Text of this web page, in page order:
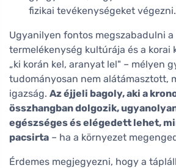
fizikai tevékenységeket végezni.
Ugyanilyen fontos megszabadulni
termelékenység kultúrája és a korai
„ki korán kel, aranyat lel" – mélyen
tudományosan nem alátámasztott,
igazság. Az éjjeli bagoly, aki a
összhangban dolgozik,
egészséges és elégedett lehet,
pacsirta – ha a környezet
Érdemes megjegyezni, hogy a